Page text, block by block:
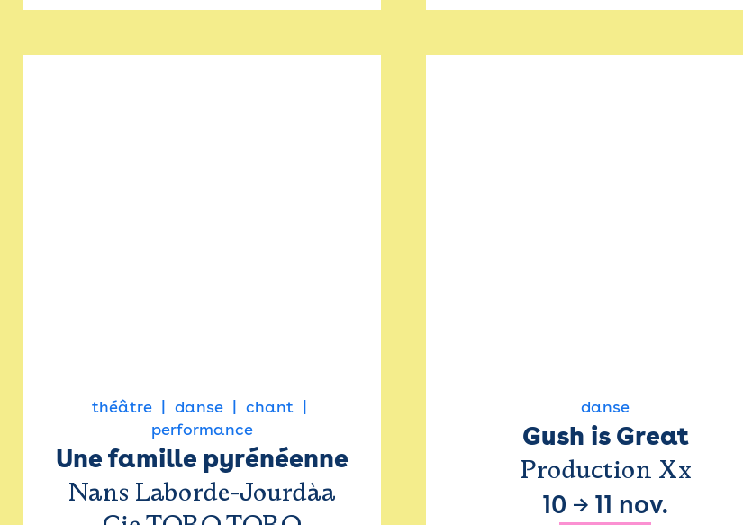
théâtre danse
chant
performance
Une famille pyrénéenne
Nans Laborde-Jourdàa
danse
Gush is Great
Production Xx
10 → 11 nov.